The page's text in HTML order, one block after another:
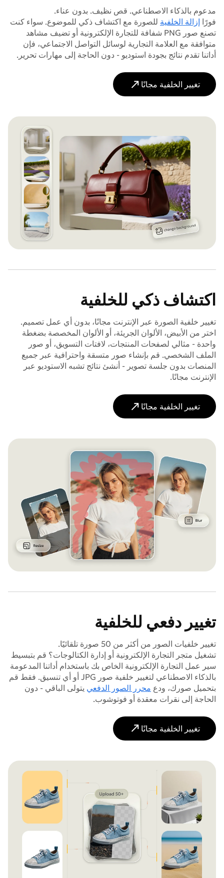
مدعوم بالذكاء الاصطناعي. قص نظيف. بدون عناء.
فورًا إزالة الخلفية للصورة مع اكتشاف ذكي للموضوع. سواء كنت
تصنع صور PNG شفافة للتجارة الإلكترونية أو تضيف مشاهد
متوافقة مع العلامة التجارية لوسائل التواصل الاجتماعي، فإن
أداتنا تقدم نتائج بجودة استوديو - دون الحاجة إلى مهارات تحرير.
تغيير الخلفية مجانًا
اكتشاف ذكي للخلفية
تغيير خلفية الصورة عبر الإنترنت مجانًا، بدون أي عمل تصميم.
اختر من الأبيض، الألوان الجريئة، أو الألوان المخصصة بضغطة
واحدة - مثالي لصفحات المنتجات، لافتات التسويق، أو صور
الملف الشخصي. قم بإنشاء صور متسقة واحترافية عبر جميع
المنصات بدون جلسة تصوير - أنشئ نتائج تشبه الاستوديو عبر
الإنترنت مجانًا.
تغيير الخلفية مجانًا
تغيير دفعي للخلفية
تغيير خلفيات الصور من أكثر من 50 صورة تلقائيًا.
تشغيل متجر التجارة الإلكترونية أو إدارة الكتالوجات؟ قم بتبسيط
سير عمل التجارة الإلكترونية الخاص بك باستخدام أداتنا المدعومة
بالذكاء الاصطناعي لتغيير خلفية صور JPG أو أي تنسيق. فقط قم
بتحميل صورك، ودع محرر الصور الدفعي يتولى الباقي - دون
الحاجة إلى نقرات معقدة أو فوتوشوب.
تغيير الخلفية مجانًا